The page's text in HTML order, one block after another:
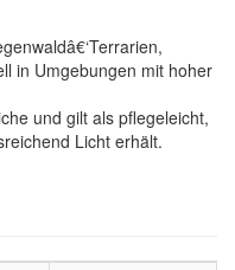
in Umgebungen mit hoher
und gilt als pflegeleicht,
Licht erhält.